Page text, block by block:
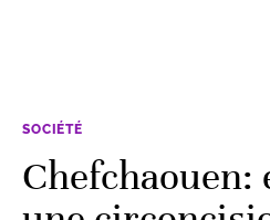
SOCIÉTÉ
Chefchaouen: